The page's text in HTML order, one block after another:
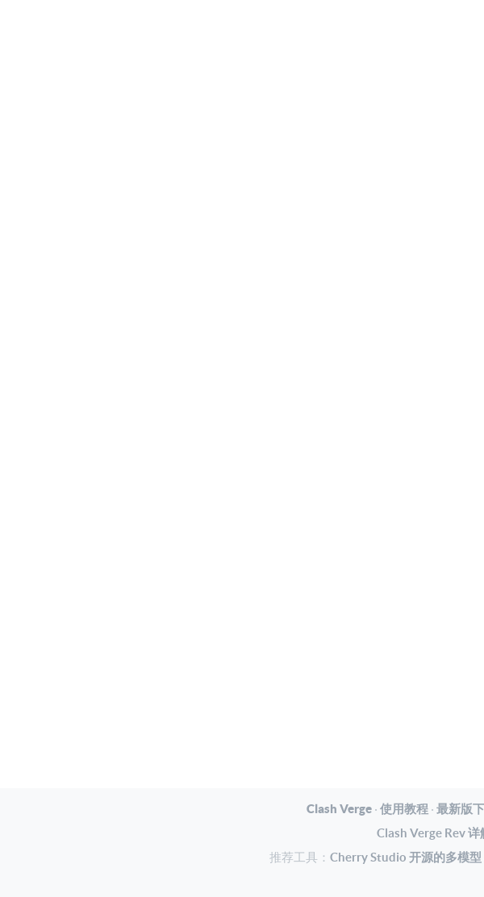
Clash Verge· 使用教程· 最新版
Clash Verge Rev 详
推荐工具： Cherry Studio 开源的多模